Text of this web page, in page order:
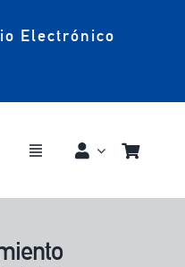
Electrónico
Toggle